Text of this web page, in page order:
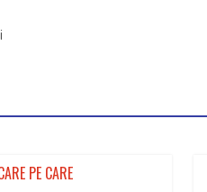
PE CARE